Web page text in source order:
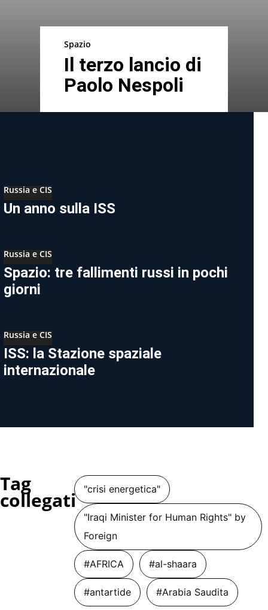
Spazio
Il terzo lancio di
Paolo Nespoli
Russia e CIS
Un anno sulla ISS
Russia e CIS
Spazio: tre fallimenti russi in pochi
giorni
Russia e CIS
ISS: la Stazione spaziale
internazionale
Tag
collegati "crisi energetica"
"Iraqi Minister for Human Rights" by
Foreign
#AFRICA #al-shaara
#antartide #Arabia Saudita